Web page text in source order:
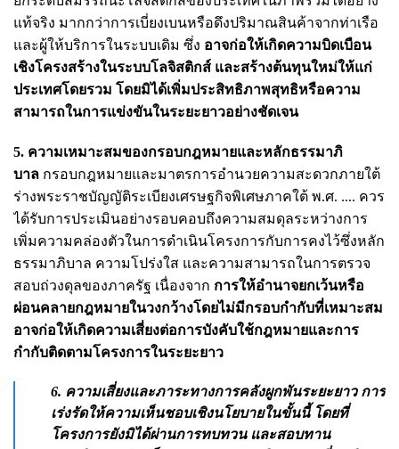
แท้จริง มากกว่าการเบี่ยงเบนหรือดึงปริมาณสินค้าจากท่าเรือ
และผู้ให้บริการในระบบเดิม ซึ่ง อาจก่อให้เกิดความบิดเบือน
เชิงโครงสร้างในระบบโลจิสติกส์ และสร้างต้นทุนใหม่ให้แก่
ประเทศโดยรวม โดยมิได้เพิ่มประสิทธิภาพสุทธิหรือความ
สามารถในการแข่งขันในระยะยาวอย่างชัดเจน
5. ความเหมาะสมของกรอบกฎหมายและหลักธรรมาภิ
บาล กรอบกฎหมายและมาตรการอำนวยความสะดวกภายใต้
ร่างพระราชบัญญัติระเบียงเศรษฐกิจพิเศษภาคใต้ พ.ศ. .... ควร
ได้รับการประเมินอย่างรอบคอบถึงความสมดุลระหว่างการ
เพิ่มความคล่องตัวในการดำเนินโครงการกับการคงไว้ซึ่งหลัก
ธรรมาภิบาล ความโปร่งใส และความสามารถในการตรวจ
สอบถ่วงดุลของภาครัฐ เนื่องจาก การให้อำนาจยกเว้นหรือ
ผ่อนคลายกฎหมายในวงกว้างโดยไม่มีกรอบกำกับที่เหมาะสม
อาจก่อให้เกิดความเสี่ยงต่อการบังคับใช้กฎหมายและการ
กำกับติดตามโครงการในระยะยาว
6. ความเสี่ยงและภาระทางการคลังผูกพันระยะยาวการ
เร่งรัดให้ความเห็นชอบเชิงนโยบายในขั้นนี้ โดยที่
โครงการยังมิได้ผ่านการทบทวน และสอบทาน